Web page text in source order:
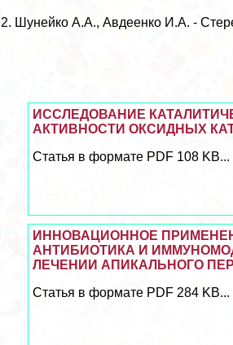
2. Шунейко А.А., Авдеенко И.А. -
ИССЛЕДОВАНИЕ
АКТИВНОСТИ ОКСИДНЫХ
Статья в формате PDF 108 KB...
ИННОВАЦИОННОЕ
АНТИБИОТИКА И
ЛЕЧЕНИИ АПИКАЛЬНОГО
Статья в формате PDF 284 KB...